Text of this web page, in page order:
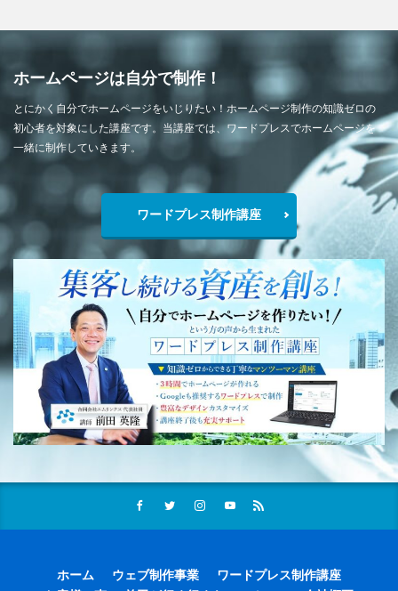
ホームページは自分で制作！
とにかく自分でホームページをいじりたい！ホームページ制作の知識ゼロの
初心者を対象にした講座です。当講座では、ワードプレスでホームページを
一緒に制作していきます。
ワードプレス制作講座
ホーム ウェブ制作事業
ワードプレス制作講座